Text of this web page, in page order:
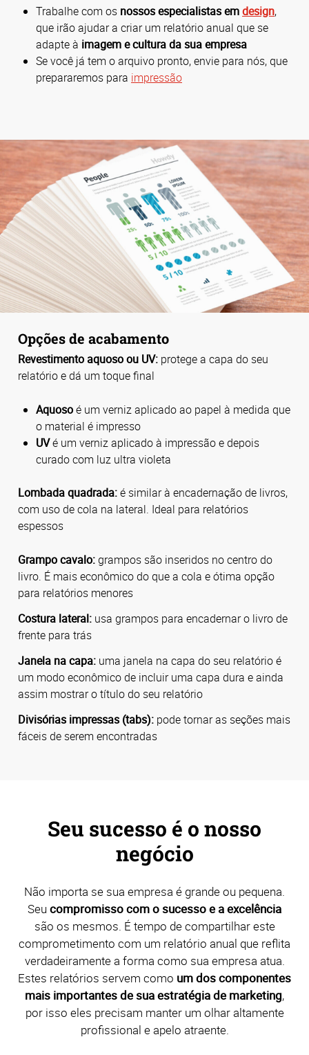
Trabalhe com os nossos especialistas emdesign,
que irão ajudar a criar um relatório anual que se
adapte à imagem e cultura da sua empresa
Se você já tem o arquivo pronto, envie para nós, que
prepararemos para impressão
Opções de acabamento
Revestimento aquoso ou UV: protege a capa do seu
relatório e dá um toque final
Aquosoé um verniz aplicado ao papel à medida que
o material é impresso
UVé um verniz aplicado à impressão e depois
curado com luz ultra violeta
Lombada quadrada:é similar à encadernação de livros,
com uso de cola na lateral. Ideal para relatórios
espessos
Grampo cavalo:grampos são inseridos no centro do
livro. É mais econômico do que a cola e ótima opção
para relatórios menores
Costura lateral: usa grampos para encadernar o livro de
frente para trás
Janela na capa: uma janela na capa do seu relatório é
um modo econômico de incluir uma capa dura e ainda
assim mostrar o título do seu relatório
Divisórias impressas (tabs): pode tornar as seções mais
fáceis de serem encontradas
Seu sucesso é o nosso
negócio
Não importa se sua empresa é grande ou pequena.
Seu compromisso com o sucesso e a excelência
são os mesmos. É tempo de compartilhar este
comprometimento com um relatório anual que reflita
verdadeiramente a forma como sua empresa atua.
Estes relatórios servem como um dos componentes
mais importantes de sua estratégia de marketing,
por isso eles precisam manter um olhar altamente
profissional e apelo atraente.